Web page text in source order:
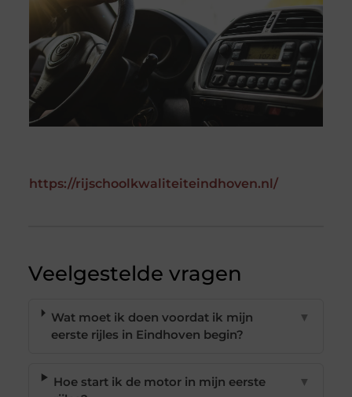
https://rijschoolkwaliteiteindhoven.nl/
Veelgestelde vragen
Wat moet ik doen voordat ik mijn
eerste rijles in Eindhoven begin?
▼
Hoe start ik de motor in mijn eerste
▼